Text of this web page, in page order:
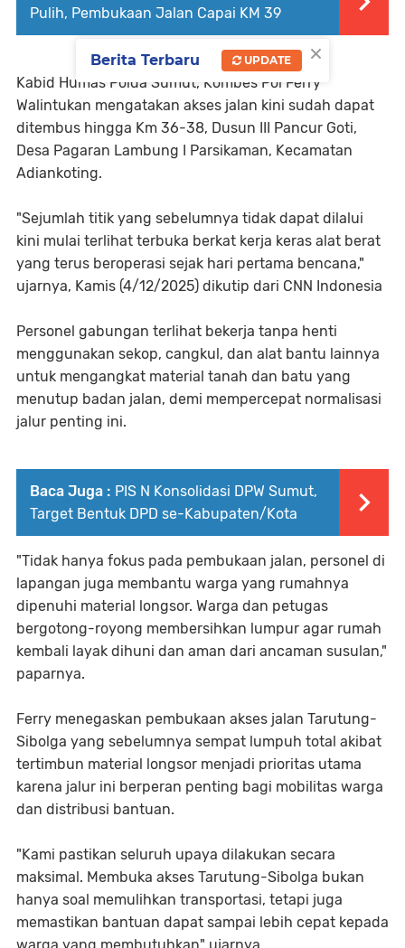
Pulih, Pembukaan Jalan Capai KM 39
Kabid Humas Polda Sumut, Kombes Pol Ferry
Walintukan mengatakan akses jalan kini sudah dapat
ditembus hingga Km 36-38, Dusun III Pancur Goti,
Desa Pagaran Lambung I Parsikaman, Kecamatan
Adiankoting.
"Sejumlah titik yang sebelumnya tidak dapat dilalui
kini mulai terlihat terbuka berkat kerja keras alat berat
yang terus beroperasi sejak hari pertama bencana,"
ujarnya, Kamis (4/12/2025) dikutip dari CNN Indonesia
Personel gabungan terlihat bekerja tanpa henti
menggunakan sekop, cangkul, dan alat bantu lainnya
untuk mengangkat material tanah dan batu yang
menutup badan jalan, demi mempercepat normalisasi
jalur penting ini.
Baca Juga : PIS N Konsolidasi DPW Sumut,
Target Bentuk DPD se-Kabupaten/Kota
"Tidak hanya fokus pada pembukaan jalan, personel di
lapangan juga membantu warga yang rumahnya
dipenuhi material longsor. Warga dan petugas
bergotong-royong membersihkan lumpur agar rumah
kembali layak dihuni dan aman dari ancaman susulan,"
paparnya.
Ferry menegaskan pembukaan akses jalan Tarutung-
Sibolga yang sebelumnya sempat lumpuh total akibat
tertimbun material longsor menjadi prioritas utama
karena jalur ini berperan penting bagi mobilitas warga
dan distribusi bantuan.
"Kami pastikan seluruh upaya dilakukan secara
maksimal. Membuka akses Tarutung-Sibolga bukan
hanya soal memulihkan transportasi, tetapi juga
memastikan bantuan dapat sampai lebih cepat kepada
warga yang membutuhkan" ujarnya.
×
Berita Terbaru UPDATE